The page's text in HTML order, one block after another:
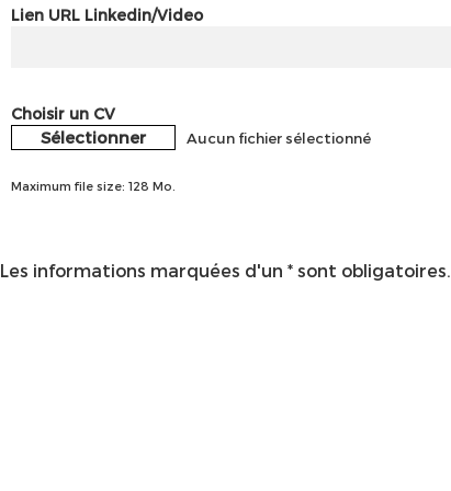
Lien URL Linkedin/Video
Choisir un CV
Sélectionner Aucun fichier sélectionné
Maximum file size: 128 Mo.
Les informations marquées d'un * sont obligatoires.